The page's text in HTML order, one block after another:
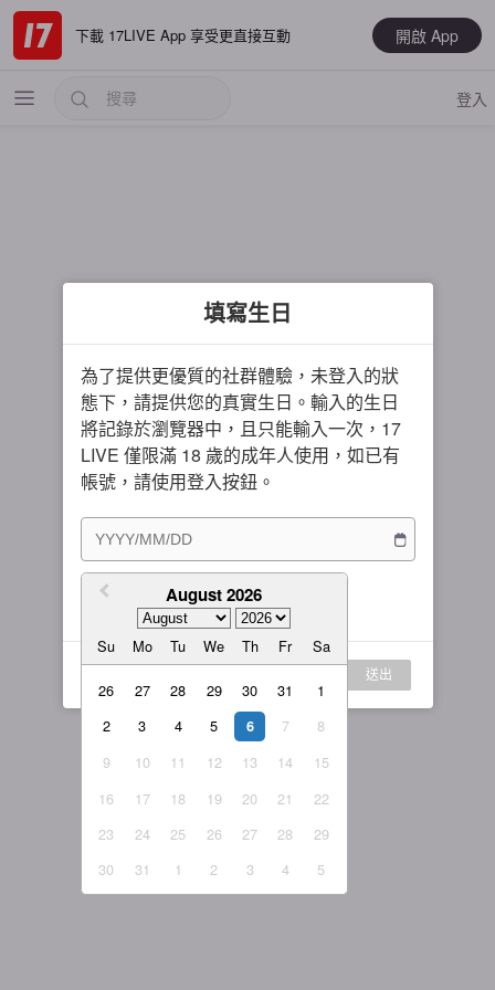
下載 17LIVE App 享受更直接互動 開啟 App
最新
電玩遊戲
大神推薦
男主播
女主播
我的訂閱
繁體中文
繁體中文-香港
日本語
English-US
English-Global
登入
填寫生日
為了提供更優質的社群體驗，未登入的狀
態下，請提供您的真實生日。輸入的生日
將記錄於瀏覽器中，且只能輸入一次，17
LIVE 僅限滿 18 歲的成年人使用，如已有
帳號，請使用登入按鈕。
August 2026
Su Mo Tu We Th Fr Sa
26 27 28 29 30 31
1
2
3 4 5 6 7
8
9
10 11 12 13 14
15
16
17 18 19 20 21
22
23
24 25 26 27 28
29
30
31 1 2 3 4 5
我同意 服務條款與隱私權政策
送出